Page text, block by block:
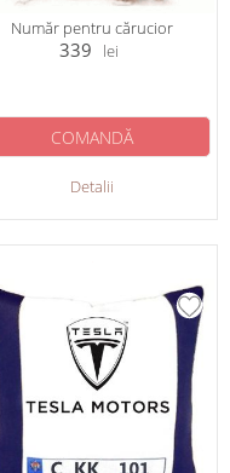
Număr pentru cărucior
339 lei
Detalii
COMANDĂ